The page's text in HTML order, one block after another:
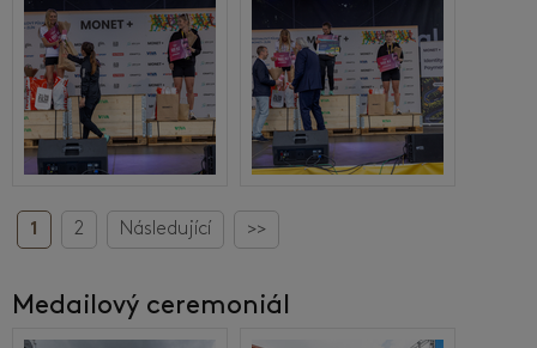
1 2 Následující >>
Medailový ceremoniál